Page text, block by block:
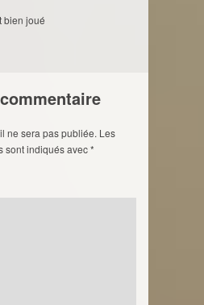
bien joué
ne sera pas publiée. Les
sont indiqués avec*